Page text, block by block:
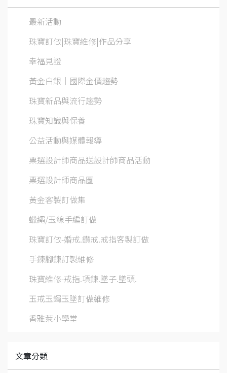
最新活動
珠寶訂做|珠寶維修|作品分享
幸福見證
黃金白銀│國際金價趨勢
珠寶新品與流行趨勢
珠寶知識與保養
公益活動與媒體報導
票選設計師商品送設計師商品活動
票選設計師商品圖
黃金客製訂做集
蠟繩/玉線手編訂做
珠寶訂做-婚戒.鑽戒.戒指客製訂做
手鍊腳鍊訂製維修
珠寶維修-戒指.項鍊.墜子.墜頭.
玉戒玉鐲玉墜訂做維修
香雅萊小學堂
文章分類